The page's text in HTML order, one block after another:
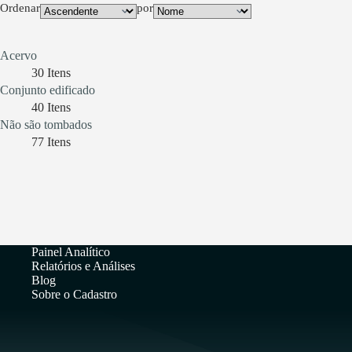
Ordenar por
Acervo
30 Itens
Conjunto edificado
40 Itens
Não são tombados
77 Itens
Painel Analítico
Relatórios e Análises
Blog
Sobre o Cadastro